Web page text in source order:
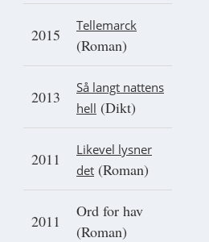
2015 Tellemarck
(Roman)
2013
Så langt nattens
hell (Dikt)
2011
Likevel lysner
det (Roman)
2011
Ord for hav
(Roman)